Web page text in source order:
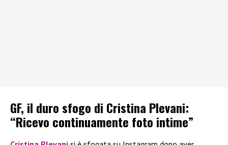
GF, il duro sfogo di Cristina Plevani:
“Ricevo continuamente foto intime”